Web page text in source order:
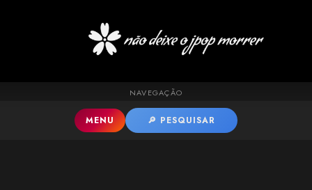
Pular para o conteúdo principal
NAVEGAÇÃO
MENU 🔎 PESQUISAR